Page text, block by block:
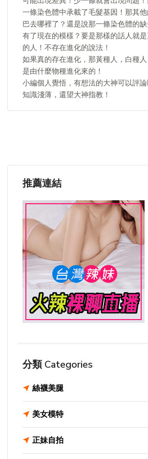
一條染色體中承載了毛髮基因！那其
巴去哪裡了？還是說那一條染色體的
有了現在的模樣？要是那樣的話人就
的人！不存在進化的說法！
如果真的存在進化，那黃種人，白種
是由什麼物種進化來的！
小編個人覺悟，有想法的大神可以評
知識淺薄，還望大神指教！
推薦連結
分類 Categories
絲襪美腿
美女模特
正妹自拍